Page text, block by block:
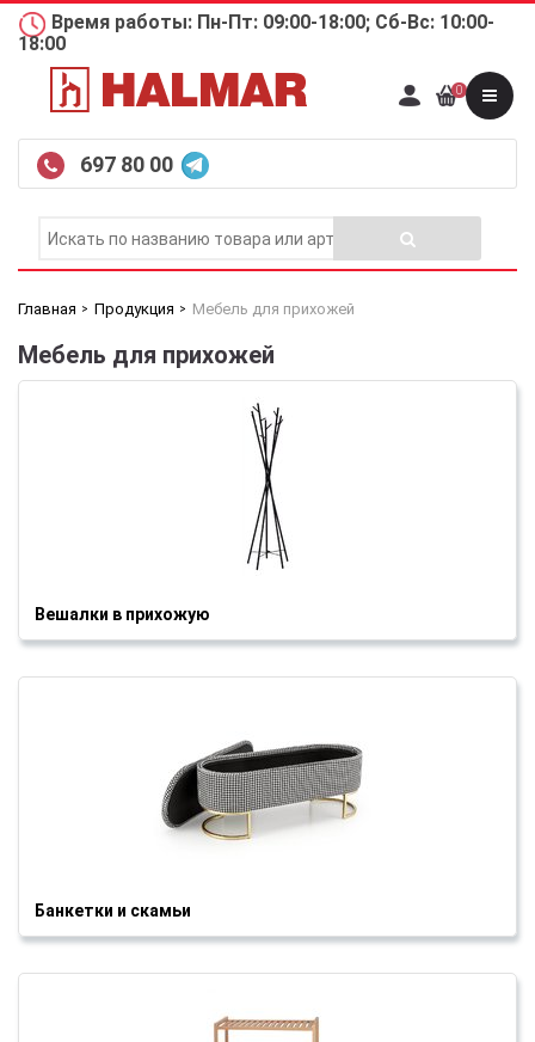
Время работы: Пн-Пт: 09:00-18:00; Сб-Вс: 10:00-
18:00
697 80 00
0
Главная Продукция Мебель для прихожей
Мебель для прихожей
Вешалки в прихожую
Банкетки и скамьи